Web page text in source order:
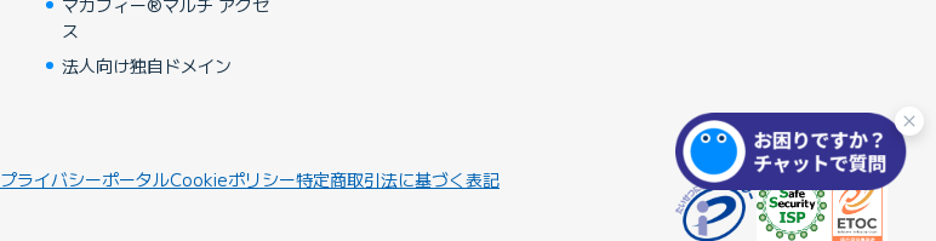
ス
法人向け独自ドメイン
プライバシーポータルCookieポリシー特定商取引法に基づく表記